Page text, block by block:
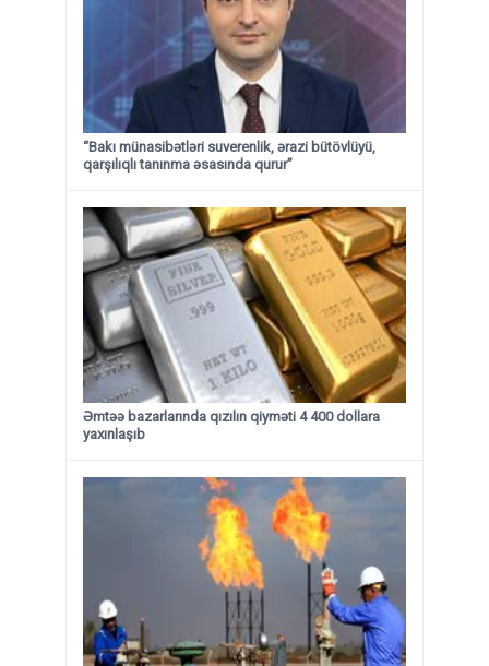
“Bakı münasibətləri suverenlik, ərazi bütövlüyü,
qarşılıqlı tanınma əsasında qurur”
Əmtəə bazarlarında qızılın qiyməti 4 400 dollara
yaxınlaşıb